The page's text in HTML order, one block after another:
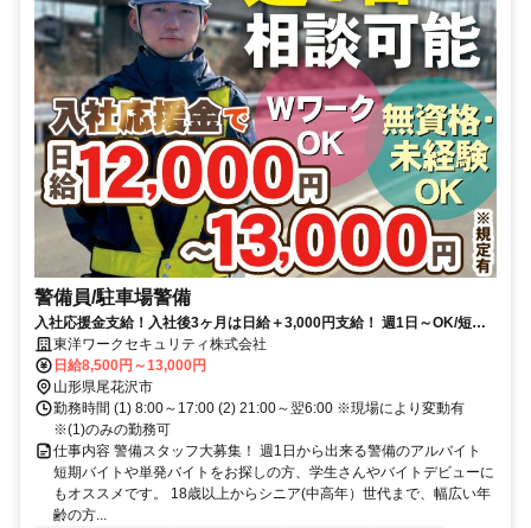
警備員/駐車場警備
入社応援金支給！入社後3ヶ月は日給＋3,000円支給！ 週1日～OK/短期
OK/給与前払い制度あり
東洋ワークセキュリティ株式会社
日給8,500円～13,000円
山形県尾花沢市
勤務時間 (1) 8:00～17:00 (2) 21:00～翌6:00 ※現場により変動有
※(1)のみの勤務可
仕事内容 警備スタッフ大募集！ 週1日から出来る警備のアルバイト
短期バイトや単発バイトをお探しの方、学生さんやバイトデビューに
もオススメです。 18歳以上からシニア(中高年）世代まで、幅広い年
齢の方...